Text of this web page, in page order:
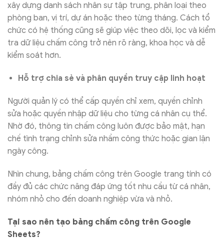
xây dựng danh sách nhân sự tập trung, phân loại theo
phòng ban, vị trí, dự án hoặc theo từng tháng. Cách tổ
chức có hệ thống cũng sẽ giúp việc theo dõi, lọc và kiểm
tra dữ liệu chấm công trở nên rõ ràng, khoa học và dễ
kiểm soát hơn.
Hỗ trợ chia sẻ và phân quyền truy cập linh hoạt
Người quản lý có thể cấp quyền chỉ xem, quyền chỉnh
sửa hoặc quyền nhập dữ liệu cho từng cá nhân cụ thể.
Nhờ đó, thông tin chấm công luôn được bảo mật, hạn
chế tình trạng chỉnh sửa nhầm công thức hoặc gian lận
ngày công.
Nhìn chung, bảng chấm công trên Google trang tính có
đầy đủ các chức năng đáp ứng tốt nhu cầu từ cá nhân,
nhóm nhỏ cho đến doanh nghiệp vừa và nhỏ.
Tại sao nên tạo bảng chấm công trên Google
Sheets?